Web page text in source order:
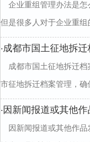
企业重组管理办法是
但是很多人对于企业重
·成都市国土征地拆迁
成都市国土征地拆迁
市征地拆迁档案管理，
· 因新闻报道或其他
因新闻报道或其他作